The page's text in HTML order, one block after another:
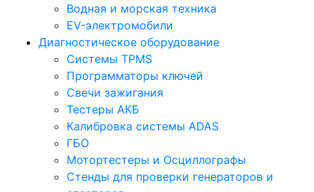
Водная и морская техника
EV-электромобили
Диагностическое оборудование
Системы TPMS
Программаторы ключей
Свечи зажигания
Тестеры АКБ
Калибровка системы ADAS
ГБО
Мотортестеры и Осциллографы
Стенды для проверки генераторов и